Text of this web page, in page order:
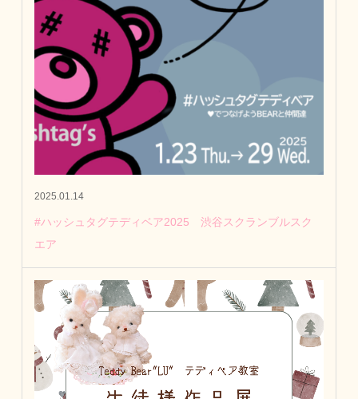
2025.01.14
#ハッシュタグテディベア2025 渋谷スクランブルスク
エア